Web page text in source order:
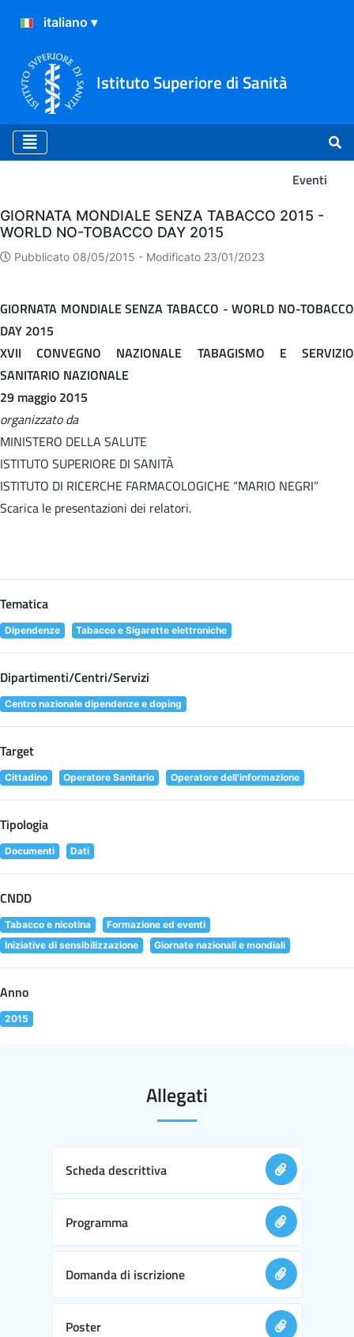
Istituto Superiore di Sanità
Eventi
Eventi
GIORNATA MONDIALE SENZA TABACCO 2015 -
WORLD NO-TOBACCO DAY 2015
Pubblicato 08/05/2015 - Modificato 23/01/2023
GIORNATA MONDIALE SENZA TABACCO - WORLD NO-TOBACCO
DAY 2015
XVII CONVEGNO NAZIONALE TABAGISMO E SERVIZIO
SANITARIO NAZIONALE
29 maggio 2015
organizzato da
MINISTERO DELLA SALUTE
ISTITUTO SUPERIORE DI SANITÀ
ISTITUTO DI RICERCHE FARMACOLOGICHE “MARIO NEGRI”
Scarica le presentazioni dei relatori.
Tematica
Dipendenze Tabacco e Sigarette elettroniche
Dipartimenti/Centri/Servizi
Centro nazionale dipendenze e doping
Target
Cittadino Operatore Sanitario Operatore dell'informazione
Tipologia
Documenti Dati
CNDD
Tabacco e nicotina
Formazione ed eventi
Iniziative di sensibilizzazione
Giornate nazionali e mondiali
Anno
2015
Allegati
Scheda descrittiva
Programma
Domanda di iscrizione
Poster